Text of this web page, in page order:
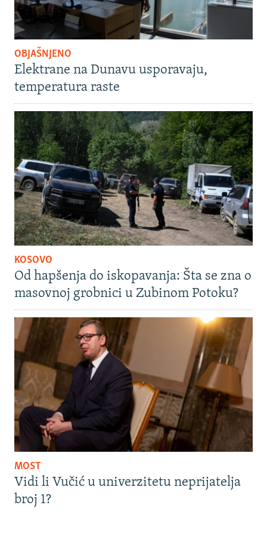
OBJAŠNJENO
Elektrane na Dunavu usporavaju,
temperatura raste
KOSOVO
Od hapšenja do iskopavanja: Šta se zna o
masovnoj grobnici u Zubinom Potoku?
MOST
Vidi li Vučić u univerzitetu neprijatelja
broj 1?